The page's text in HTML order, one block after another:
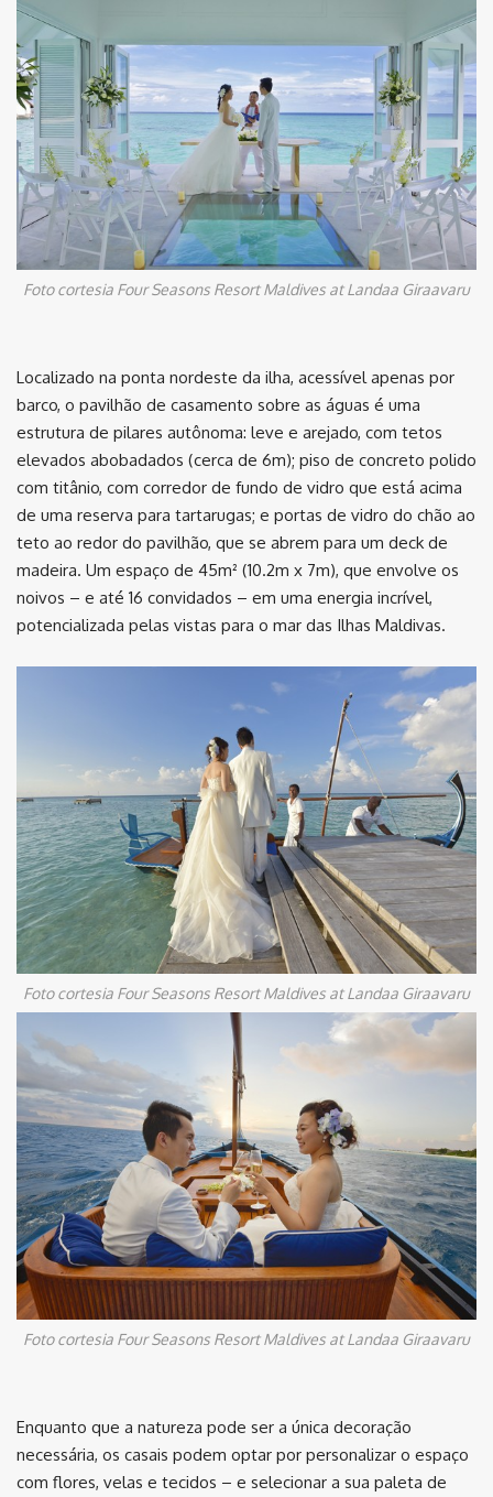
Foto cortesia Four Seasons Resort Maldives at Landaa Giraavaru
Localizado na ponta nordeste da ilha, acessível apenas por
barco, o pavilhão de casamento sobre as águas é uma
estrutura de pilares autônoma: leve e arejado, com tetos
elevados abobadados (cerca de 6m); piso de concreto polido
com titânio, com corredor de fundo de vidro que está acima
de uma reserva para tartarugas; e portas de vidro do chão ao
teto ao redor do pavilhão, que se abrem para um deck de
madeira. Um espaço de 45m² (10.2m x 7m), que envolve os
noivos – e até 16 convidados – em uma energia incrível,
potencializada pelas vistas para o mar das Ilhas Maldivas.
Foto cortesia Four Seasons Resort Maldives at Landaa Giraavaru
Foto cortesia Four Seasons Resort Maldives at Landaa Giraavaru
Enquanto que a natureza pode ser a única decoração
necessária, os casais podem optar por personalizar o espaço
com flores, velas e tecidos – e selecionar a sua paleta de